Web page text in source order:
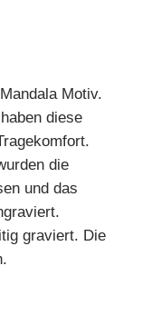
Motiv.
diese
die
und das
graviert. Die